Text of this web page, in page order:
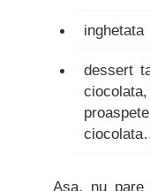
inghetata
dessert
Asa, nu